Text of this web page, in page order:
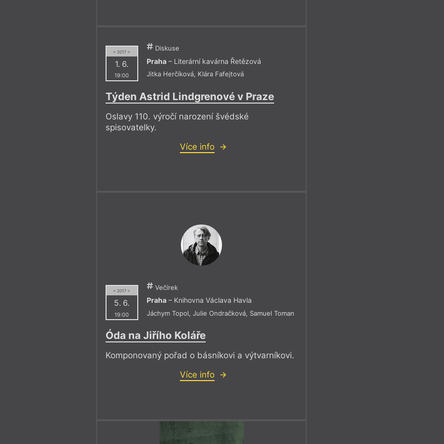
= 2017 =
1. 6.
19:00
Diskuse
Praha – Literární kavárna Řetězová
Jitka Herčíková, Klára Fafejtová
Týden Astrid Lindgrenové v Praze
Oslavy 110. výročí narození švédské
spisovatelky.
Více info
= 2017 =
5. 6.
19:00
Večírek
Praha – Knihovna Václava Havla
Jáchym Topol,Julie Ondračková, Samuel Toman
Óda na Jiřího Koláře
Komponovaný pořad o básníkovi a výtvarníkovi.
Více info